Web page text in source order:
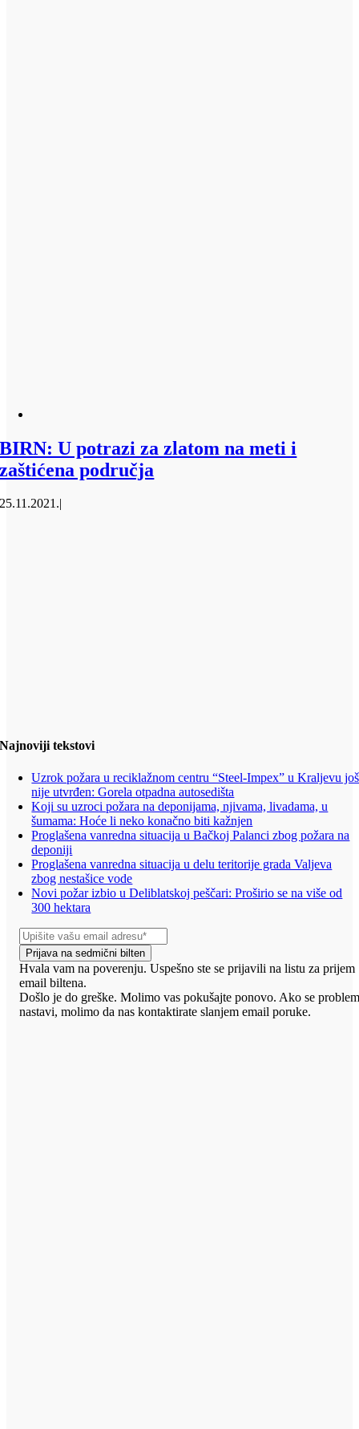
BIRN: U potrazi za zlatom na meti i
zaštićena područja
25.11.2021.|
Najnoviji tekstovi
Uzrok požara u reciklažnom centru “Steel-Impex” u Kraljevu još
nije utvrđen: Gorela otpadna autosedišta
Koji su uzroci požara na deponijama, njivama, livadama, u
šumama: Hoće li neko konačno biti kažnjen
Proglašena vanredna situacija u Bačkoj Palanci zbog požara na
deponiji
Proglašena vanredna situacija u delu teritorije grada Valjeva
zbog nestašice vode
Novi požar izbio u Deliblatskoj peščari: Proširio se na više od
300 hektara
Prijava na sedmični bilten
Hvala vam na poverenju. Uspešno ste se prijavili na listu za prijem
email biltena.
Došlo je do greške. Molimo vas pokušajte ponovo. Ako se
nastavi, molimo da nas kontaktirate slanjem email poruke.